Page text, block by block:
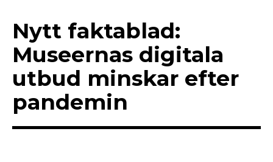
Nytt faktablad:
Museernas digitala
utbud minskar efter
pandemin